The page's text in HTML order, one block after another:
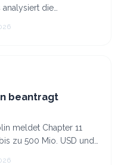
analysiert die
und einem
beantragt
meldet Chapter 11
zu 500 Mio. USD und
für.